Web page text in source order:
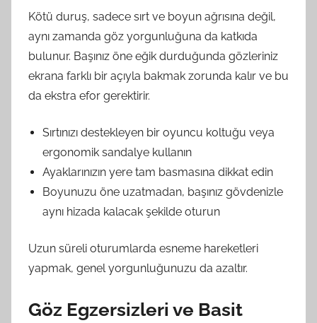
Kötü duruş, sadece sırt ve boyun ağrısına değil,
aynı zamanda göz yorgunluğuna da katkıda
bulunur. Başınız öne eğik durduğunda gözleriniz
ekrana farklı bir açıyla bakmak zorunda kalır ve bu
da ekstra efor gerektirir.
Sırtınızı destekleyen bir oyuncu koltuğu veya
ergonomik sandalye kullanın
Ayaklarınızın yere tam basmasına dikkat edin
Boyunuzu öne uzatmadan, başınız gövdenizle
aynı hizada kalacak şekilde oturun
Uzun süreli oturumlarda esneme hareketleri
yapmak, genel yorgunluğunuzu da azaltır.
Göz Egzersizleri ve Basit